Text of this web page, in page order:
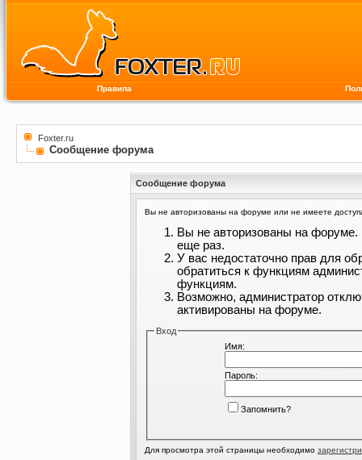
Правила
Foxter.ru
Сообщение форума
Сообщение форума
Вы не авторизованы на форуме или не имеете
Вы не авторизованы на форуме.
еще раз.
У вас недостаточно прав для
обратиться к функциям
функциям.
Возможно, администратор
активированы на форуме.
Вход
Имя:
Пароль:
Запомнить?
Для просмотра этой страницы необходимо